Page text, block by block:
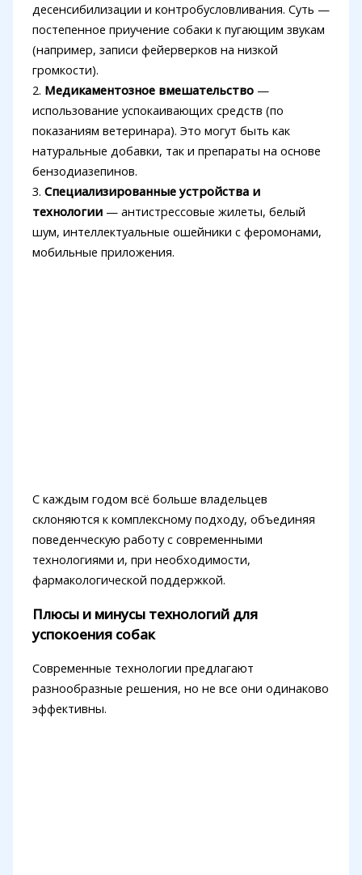
десенсибилизации и контробусловливания. Суть —
постепенное приучение собаки к пугающим звукам
(например, записи фейерверков на низкой
громкости).
2. Медикаментозное вмешательство—
использование успокаивающих средств (по
показаниям ветеринара). Это могут быть как
натуральные добавки, так и препараты на основе
бензодиазепинов.
3. Специализированные устройства и
технологии— антистрессовые жилеты, белый
шум, интеллектуальные ошейники с феромонами,
мобильные приложения.
С каждым годом всё больше владельцев
склоняются к комплексному подходу, объединяя
поведенческую работу с современными
технологиями и, при необходимости,
фармакологической поддержкой.
Плюсы и минусы технологий для
успокоения собак
Современные технологии предлагают
разнообразные решения, но не все они одинаково
эффективны.